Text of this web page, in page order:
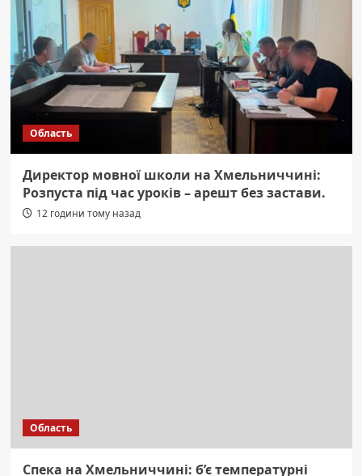
Область
Директор мовної школи на Хмельниччині:
Розпуста під час уроків – арешт без застави.
12 години тому назад
Область
Спека на Хмельниччині: б’є температурні